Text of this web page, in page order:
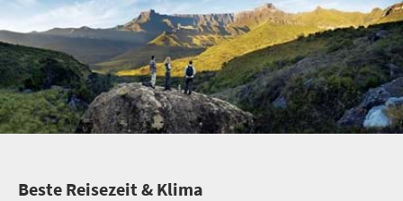
Beste Reisezeit & Klima